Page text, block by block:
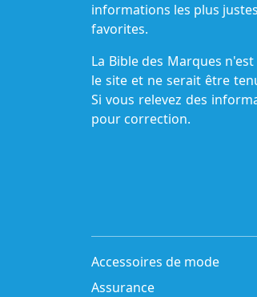
informations les plus
favorites.
La Bible des Marques
le site et ne serait être
Si vous relevez des
pour correction.
Accessoires de mode
Assurance